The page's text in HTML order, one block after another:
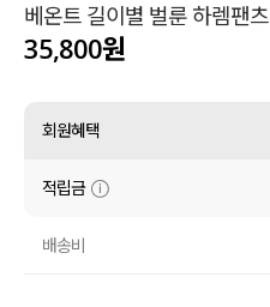
티셔츠
셔츠
원피스
니트
베온트 길이별 벌룬 하렘팬츠
35,800원
회원혜택
적립금
배송비